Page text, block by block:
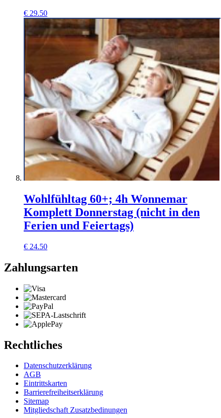
€ 29.50
Wohlfühltag 60+; 4h Wonnemar
Komplett Donnerstag (nicht in den
Ferien und Feiertags)
€ 24.50
Zahlungsarten
Rechtliches
Datenschutzerklärung
AGB
Eintrittskarten
Barrierefreiheitserklärung
Sitemap
Mitgliedschaft Zusatzbedinungen